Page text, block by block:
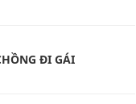
ĐI GÁI